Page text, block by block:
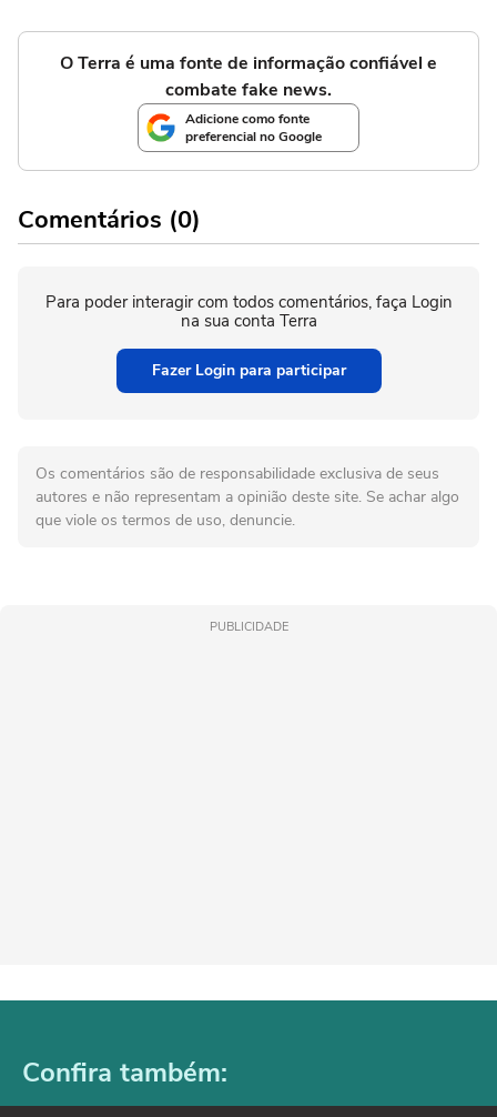
O Terra é uma fonte de informação confiável e
combate fake news.
Adicione como fonte
preferencial no Google
Comentários (0)
Para poder interagir com todos comentários, faça Login
na sua conta Terra
Fazer Login para participar
Os comentários são de responsabilidade exclusiva de seus
autores e não representam a opinião deste site. Se achar algo
que viole os termos de uso, denuncie.
PUBLICIDADE
Confira também: